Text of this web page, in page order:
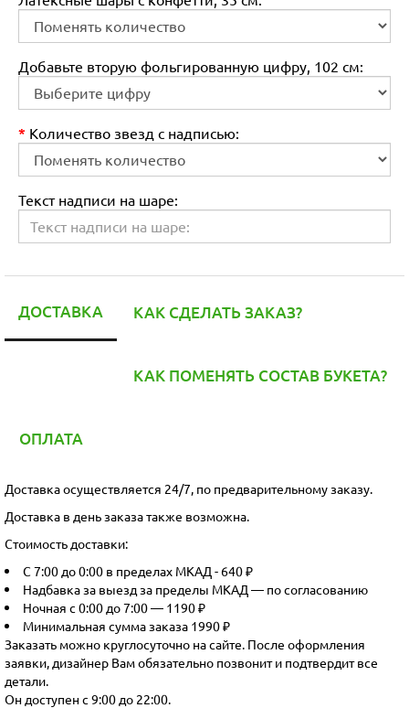
Добавьте вторую фольгированную цифру, 102 см:
Количество звезд с надписью:
Текст надписи на шаре:
ДОСТАВКА КАК СДЕЛАТЬ ЗАКАЗ?
КАК ПОМЕНЯТЬ СОСТАВ БУКЕТА?
ОПЛАТА
Доставка осуществляется 24/7, по предварительному заказу.
Доставка в день заказа также возможна.
Стоимость доставки:
С 7:00 до 0:00 в пределах МКАД - 640 ₽
Надбавка за выезд за пределы МКАД — по согласованию
Ночная с 0:00 до 7:00 — 1190 ₽
Минимальная сумма заказа 1990 ₽
Заказать можно круглосуточно на сайте. После оформления
заявки, дизайнер Вам обязательно позвонит и подтвердит все
детали.
Он доступен с 9:00 до 22:00.